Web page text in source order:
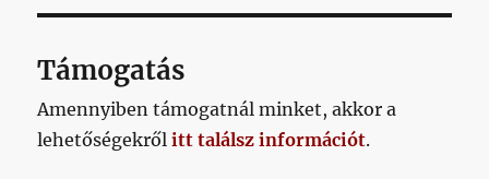
Támogatás
Amennyiben támogatnál minket, akkor a
lehetőségekrőlitt találsz információt.